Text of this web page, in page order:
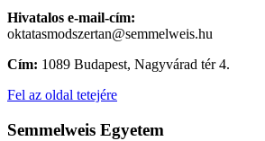
Hivatalos e-mail-cím:
oktatasmodszertan@semmelweis.hu
Cím: 1089 Budapest, Nagyvárad tér 4.
Fel az oldal tetejére
Semmelweis Egyetem